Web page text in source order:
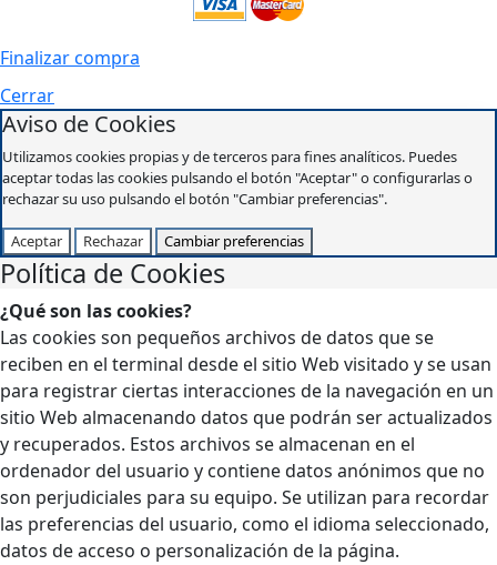
Finalizar compra
Cerrar
Aviso de Cookies
Utilizamos cookies propias y de terceros para fines analíticos. Puedes
aceptar todas las cookies pulsando el botón "Aceptar" o configurarlas o
rechazar su uso pulsando el botón "Cambiar preferencias".
Aceptar Rechazar Cambiar preferencias
Política de Cookies
¿Qué son las cookies?
Las cookies son pequeños archivos de datos que se
reciben en el terminal desde el sitio Web visitado y se usan
para registrar ciertas interacciones de la navegación en un
sitio Web almacenando datos que podrán ser actualizados
y recuperados. Estos archivos se almacenan en el
ordenador del usuario y contiene datos anónimos que no
son perjudiciales para su equipo. Se utilizan para recordar
las preferencias del usuario, como el idioma seleccionado,
datos de acceso o personalización de la página.